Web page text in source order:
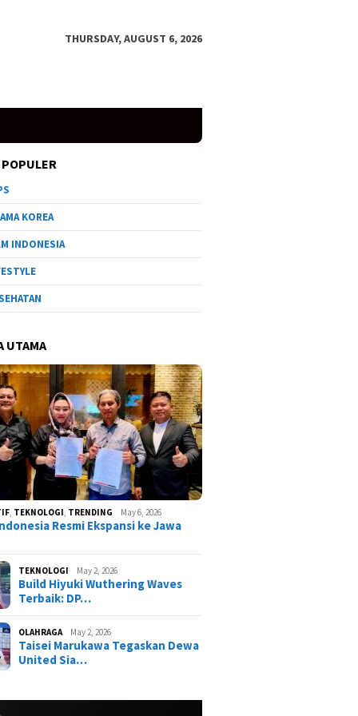
THURSDAY, AUGUST 6, 2026
Neverness to
(NTE) Terbaru:
KOREA
INDONESIA
UTAMA
TEKNOLOGI TRENDING May 6, 2026
Resmi Ekspansi ke Jawa
TEKNOLOGI May 2, 2026
Build Hiyuki Wuthering Waves
Terbaik: DP…
OLAHRAGA May 2, 2026
Taisei Marukawa Tegaskan Dewa
United Sia…